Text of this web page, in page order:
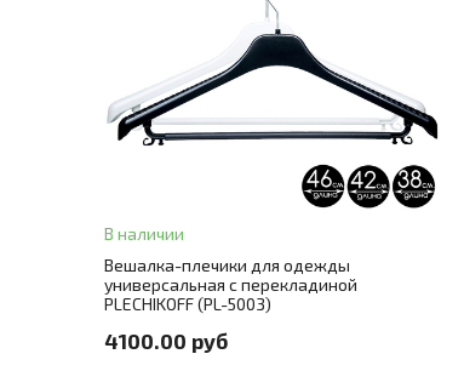
В наличии
Вешалка-плечики для одежды
универсальная с перекладиной
PLECHIKOFF (PL-5003)
4100.00 руб
В корзину
ЗАКАЗ В ОДИН КЛИК
+ 2
Цвет металла крючок серебро
Количество в упаковке